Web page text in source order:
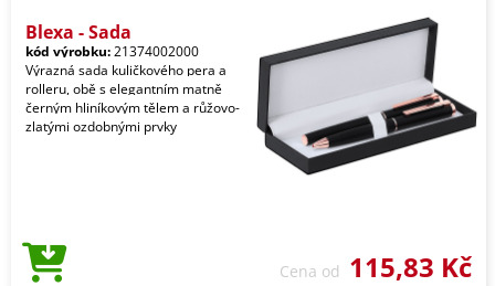
Blexa - Sada
kód výrobku:21374002000
Výrazná sada kuličkového pera a
rolleru, obě s elegantním matně
černým hliníkovým tělem a růžovo-
zlatými ozdobnými prvky
Cena od 115,83 Kč